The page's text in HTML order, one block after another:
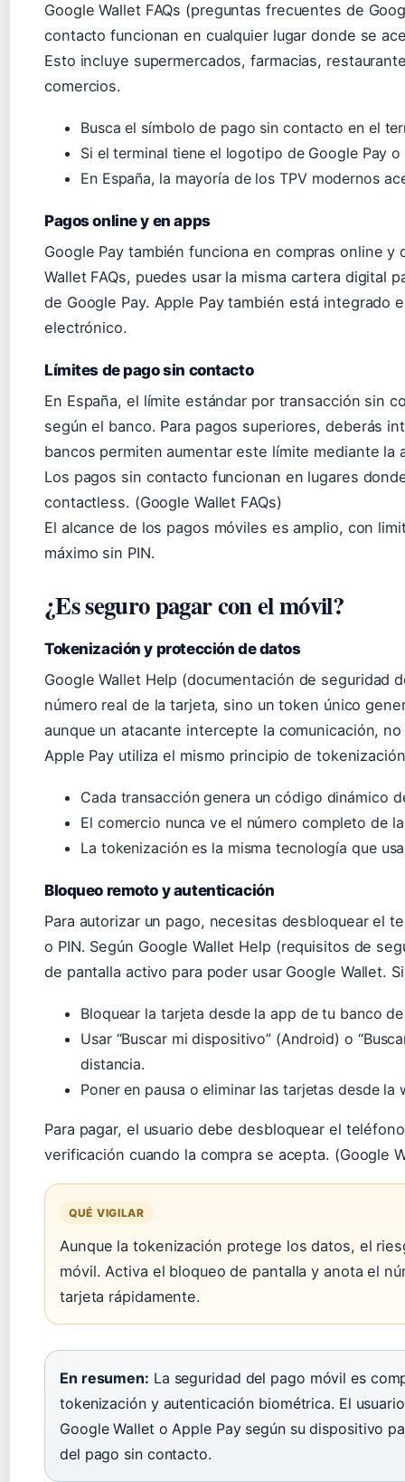
Google Wallet FAQs (preguntas frecuentes de
contacto funcionan en cualquier lugar donde se
Esto incluye supermercados, farmacias,
comercios.
Busca el símbolo de pago sin contacto en el
Si el terminal tiene el logotipo de Google Pay o
En España, la mayoría de los TPV modernos
Pagos online y en apps
Google Pay también funciona en compras online
Wallet FAQs, puedes usar la misma cartera digital
de Google Pay. Apple Pay también está integrado
electrónico.
Límites de pago sin contacto
En España, el límite estándar por transacción sin
según el banco. Para pagos superiores, deberás
bancos permiten aumentar este límite mediante la
Los pagos sin contacto funcionan en lugares
contactless. (Google Wallet FAQs)
El alcance de los pagos móviles es amplio, con
máximo sin PIN.
¿Es seguro pagar con el móvil?
Tokenización y protección de datos
Google Wallet Help (documentación de seguridad
número real de la tarjeta, sino un token único
aunque un atacante intercepte la comunicación,
Apple Pay utiliza el mismo principio de
Cada transacción genera un código dinámico
El comercio nunca ve el número completo de
La tokenización es la misma tecnología que
Bloqueo remoto y autenticación
Para autorizar un pago, necesitas desbloquear el
o PIN. Según Google Wallet Help (requisitos de
de pantalla activo para poder usar Google Wallet.
Bloquear la tarjeta desde la app de tu banco
Usar “Buscar mi dispositivo” (Android) o
distancia.
Poner en pausa o eliminar las tarjetas desde la
Para pagar, el usuario debe desbloquear el
verificación cuando la compra se acepta. (Google
QUÉ VIGILAR
Aunque la tokenización protege los datos, el
móvil. Activa el bloqueo de pantalla y anota el
tarjeta rápidamente.
En resumen: La seguridad del pago móvil es
tokenización y autenticación biométrica. El
Google Wallet o Apple Pay según su dispositivo
del pago sin contacto.